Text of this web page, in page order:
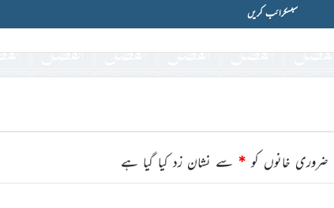
ضروری خانوں کو * سے نشان زد کیا گیا ہے